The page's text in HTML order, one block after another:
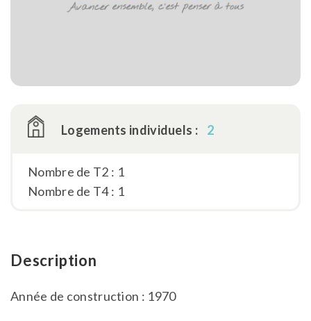
Logements individuels : 2
Nombre de T2 : 1
Nombre de T4 : 1
Description
Année de construction : 1970